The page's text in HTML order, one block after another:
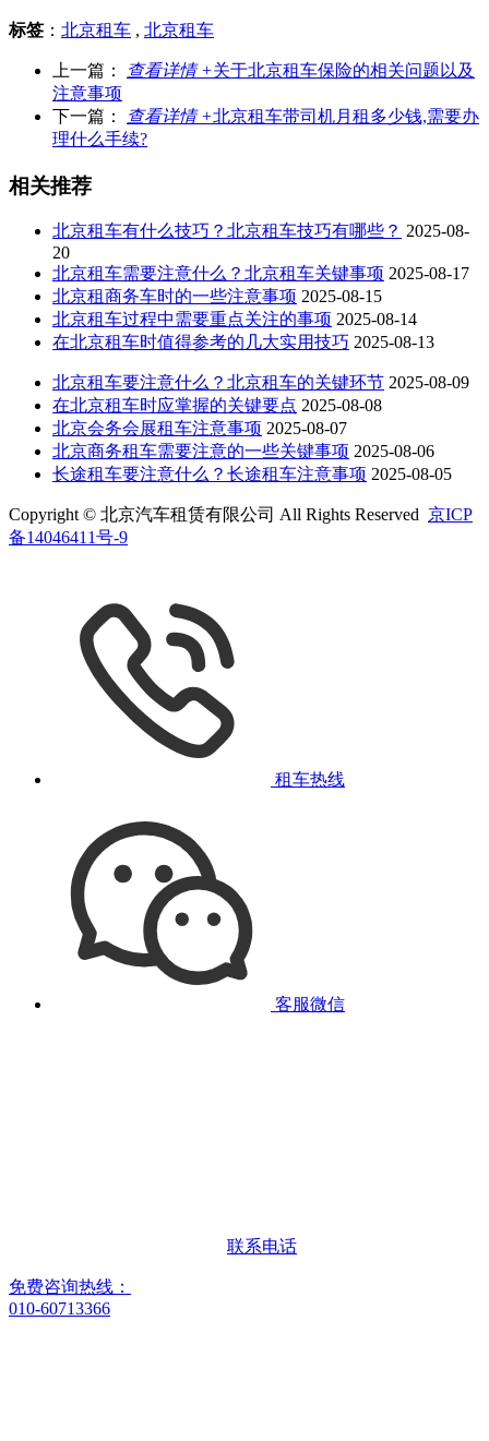
标签 ： 北京租车 , 北京租车
上一篇： 查看详情 +关于北京租车保险的相关问题以及
注意事项
下一篇：
查看详情 +北京租车带司机月租多少钱,需要办
理什么手续?
相关推荐
北京租车有什么技巧？北京租车技巧有哪些？ 2025-08-
20
北京租车需要注意什么？北京租车关键事项 2025-08-17
北京租商务车时的一些注意事项 2025-08-15
北京租车过程中需要重点关注的事项 2025-08-14
在北京租车时值得参考的几大实用技巧 2025-08-13
北京租车要注意什么？北京租车的关键环节 2025-08-09
在北京租车时应掌握的关键要点 2025-08-08
北京会务会展租车注意事项 2025-08-07
北京商务租车需要注意的一些关键事项 2025-08-06
长途租车要注意什么？长途租车注意事项 2025-08-05
Copyright © 北京汽车租赁有限公司 All Rights Reserved 京ICP
备14046411号-9
租车热线
客服微信
联系电话
免费咨询热线：
010-60713366